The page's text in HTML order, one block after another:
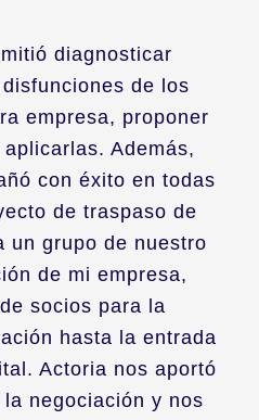
diagnosticar
de los
empresa, proponer
Además,
con éxito en todas
de traspaso de
un grupo de nuestro
de mi empresa,
socios para la
hasta la entrada
Actoria nos aportó
negociación y nos